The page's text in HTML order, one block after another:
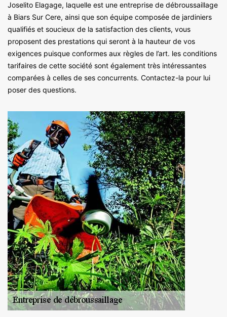
Joselito Elagage, laquelle est une entreprise de débroussaillage
à Biars Sur Cere, ainsi que son équipe composée de jardiniers
qualifiés et soucieux de la satisfaction des clients, vous
proposent des prestations qui seront à la hauteur de vos
exigences puisque conformes aux règles de l’art. les conditions
tarifaires de cette société sont également très intéressantes
comparées à celles de ses concurrents. Contactez-la pour lui
poser des questions.